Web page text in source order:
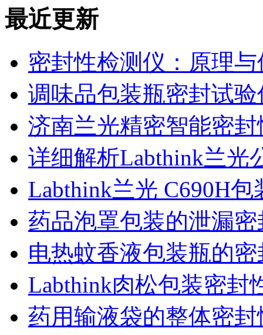
最近更新
密封性检测仪：原理
调味品包装瓶密封试
济南兰光精密智能密
详细解析Labthink兰光
Labthink兰光 C690H
药品泡罩包装的泄漏
电热蚊香液包装瓶的
Labthink肉松包装密封
药用输液袋的整体密